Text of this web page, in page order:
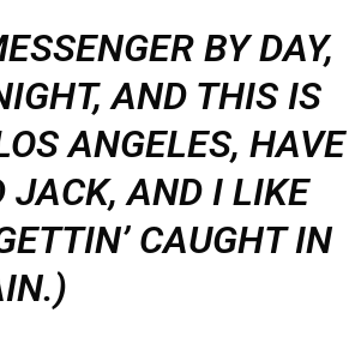
BY DAY,
AND THIS IS
ANGELES, HAVE
JACK, AND I LIKE
CAUGHT IN